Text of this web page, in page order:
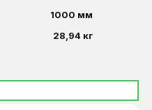
1000 мм
28,94 кг